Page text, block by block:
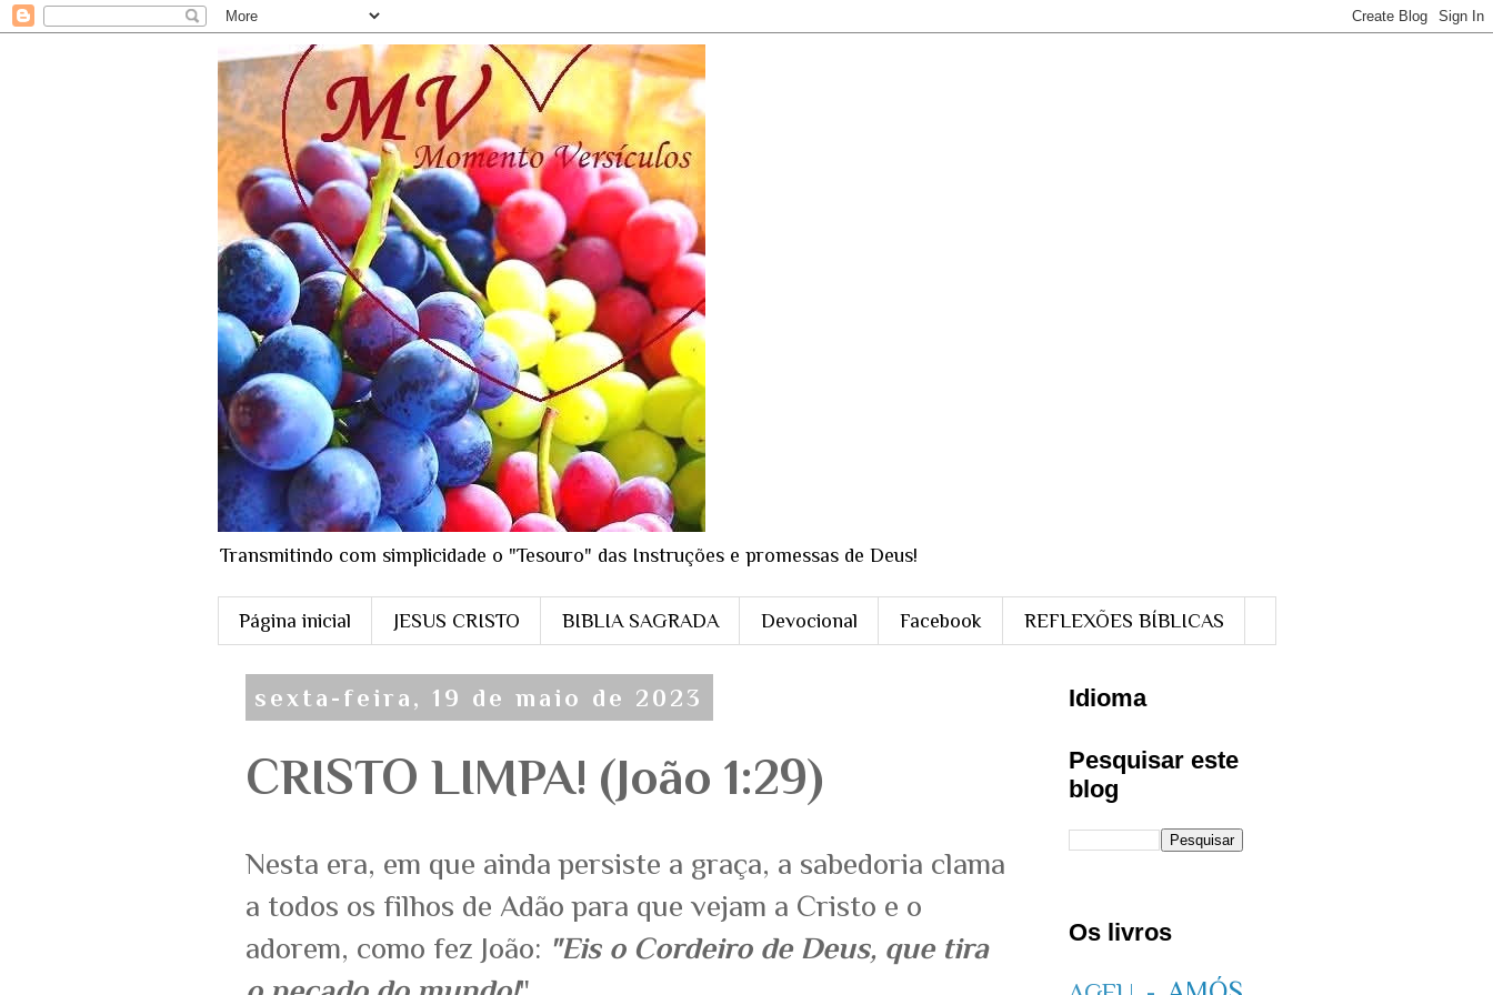
Transmitindo com simplicidade o "Tesouro" das Instruções e promessas de Deus!
Página inicial JESUS CRISTO BIBLIA SAGRADA Devocional Facebook REFLEXÕES BÍBLICAS
sexta-feira, 19 de maio de 2023
CRISTO LIMPA! (João 1:29)
Nesta era, em que ainda persiste a graça, a sabedoria clama
a todos os filhos de Adão para que vejam a Cristo e o
adorem, como fez João: "Eis o Cordeiro de Deus, que tira
Idioma
Pesquisar este
blog
Os livros